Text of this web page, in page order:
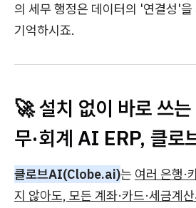
의 세무 행정은 데이터의 '연결성'
기억하시죠.
🚀 설치 없이 바로 쓰
무·회계 AI ERP, 클로
클로브AI(Clobe.ai)는 여러 은행·
지 않아도, 모든 계좌·카드·세금계